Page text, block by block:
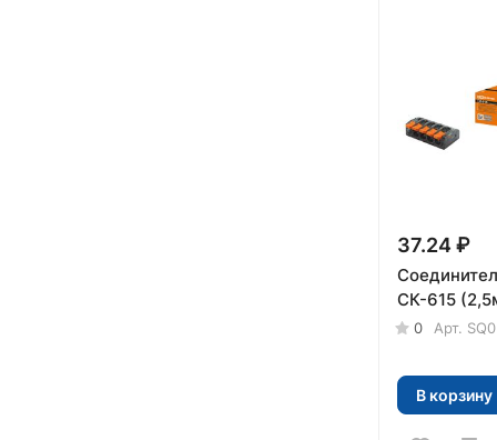
37.24 ₽
СК-615
0 Арт.
В корзину